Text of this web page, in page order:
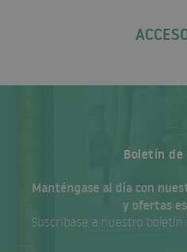
Boletín
Manténgase al día con
y ofertas
Suscríbase a nuestro